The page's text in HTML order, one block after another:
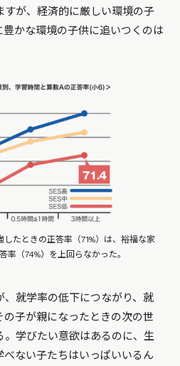
すが、経済的に厳しい環境の子
かな環境の子供に追いつくのは
たときの正答率（71%）は、裕福な家
率（74%）を上回らなかった。
就学率の低下につながり、就
子が親になったときの次の世
。学びたい意欲はあるのに、生
べない子たちはいっぱいいるん